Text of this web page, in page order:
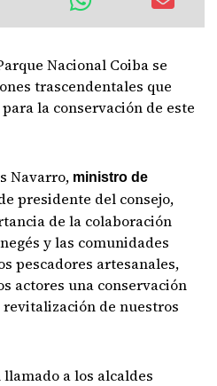
Nacional Coiba se
trascendentales que
la conservación de este
Navarro, ministro de
presidente del consejo,
de la colaboración
y las comunidades
pescadores artesanales,
actores una conservación
de nuestros
a los alcaldes